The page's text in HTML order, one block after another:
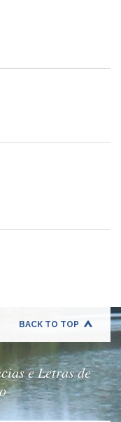
BACK TO TOP
e Letras de